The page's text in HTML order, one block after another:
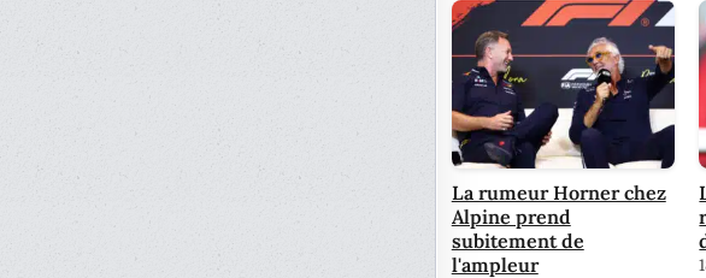
La rumeur Horner chez
Alpine prend
subitement de
l'ampleur